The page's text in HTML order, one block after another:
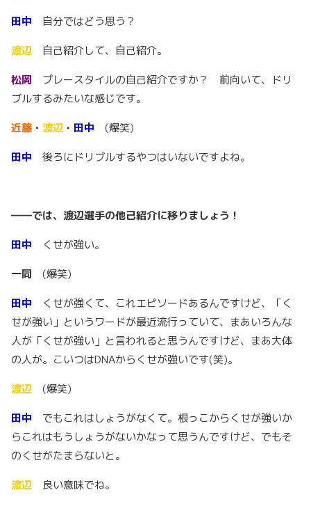
田中
自分ではどう思う？
渡辺
自己紹介して、自己紹介。
松岡
プレースタイルの自己紹介ですか？ 前向いて、ドリ
ブルするみたいな感じです。
近藤 ・ 渡辺 ・ 田中
(爆笑)
田中
後ろにドリブルするやつはいないですよね。
――では、渡辺選手の他己紹介に移りましょう！
田中
くせが強い。
一同 (爆笑)
田中
くせが強くて、これエピソードあるんですけど、「く
せが強い」というワードが最近流行っていて、まあいろんな
人が「くせが強い」と言われると思うんですけど、まあ大体
の人が。こいつはDNAからくせが強いです(笑)。
渡辺
(爆笑)
田中
でもこれはしょうがなくて。根っこからくせが強いか
らこれはもうしょうがないかなって思うんですけど、でもそ
のくせがたまらないと。
渡辺
良い意味でね。